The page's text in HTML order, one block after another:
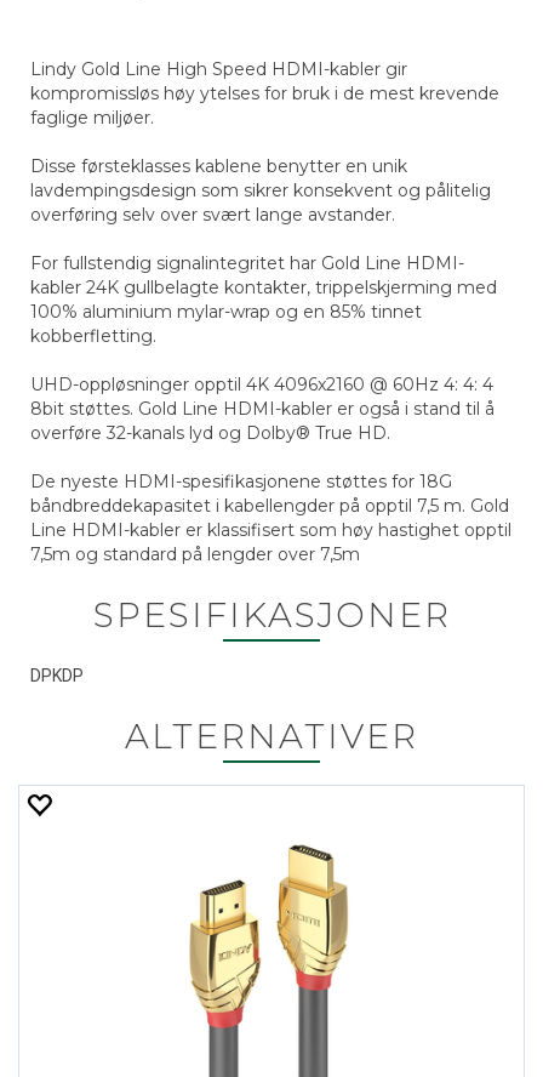
Lindy Gold Line High Speed HDMI-kabler gir
kompromissløs høy ytelses for bruk i de mest krevende
faglige miljøer.
Disse førsteklasses kablene benytter en unik
lavdempingsdesign som sikrer konsekvent og pålitelig
overføring selv over svært lange avstander.
For fullstendig signalintegritet har Gold Line HDMI-
kabler 24K gullbelagte kontakter, trippelskjerming med
100% aluminium mylar-wrap og en 85% tinnet
kobberfletting.
UHD-oppløsninger opptil 4K 4096x2160 @ 60Hz 4: 4: 4
8bit støttes. Gold Line HDMI-kabler er også i stand til å
overføre 32-kanals lyd og Dolby® True HD.
De nyeste HDMI-spesifikasjonene støttes for 18G
båndbreddekapasitet i kabellengder på opptil 7,5 m. Gold
Line HDMI-kabler er klassifisert som høy hastighet opptil
7,5m og standard på lengder over 7,5m
SPESIFIKASJONER
DPKDP
ALTERNATIVER